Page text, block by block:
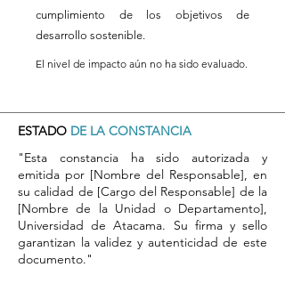
cumplimiento de los objetivos de
desarrollo sostenible.
El nivel de impacto aún no ha sido evaluado.
ESTADO DE LA CONSTANCIA
"Esta constancia ha sido autorizada y
emitida por [Nombre del Responsable], en
su calidad de [Cargo del Responsable] de la
[Nombre de la Unidad o Departamento],
Universidad de Atacama. Su firma y sello
garantizan la validez y autenticidad de este
documento."